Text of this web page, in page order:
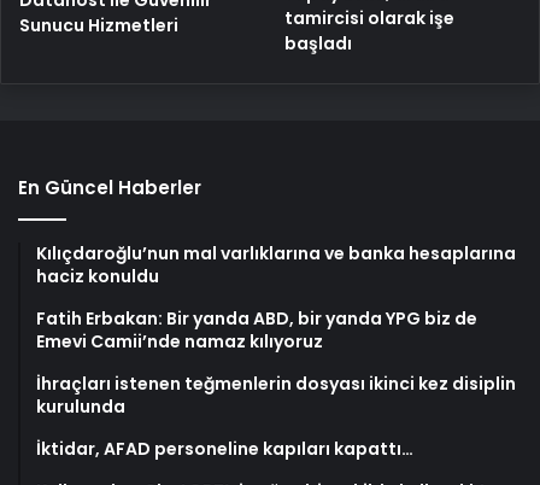
Sunucu Hizmetleri
tamircisi olarak işe
başladı
En Güncel Haberler
Kılıçdaroğlu’nun mal varlıklarına ve banka hesaplarına
haciz konuldu
Fatih Erbakan: Bir yanda ABD, bir yanda YPG biz de
Emevi Camii’nde namaz kılıyoruz
İhraçları istenen teğmenlerin dosyası ikinci kez disiplin
kurulunda
İktidar, AFAD personeline kapıları kapattı…